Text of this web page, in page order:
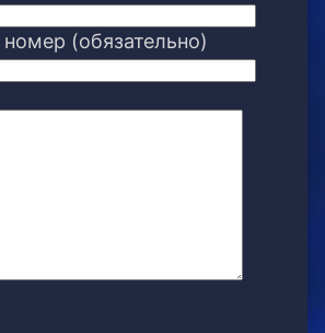
(обязательно)